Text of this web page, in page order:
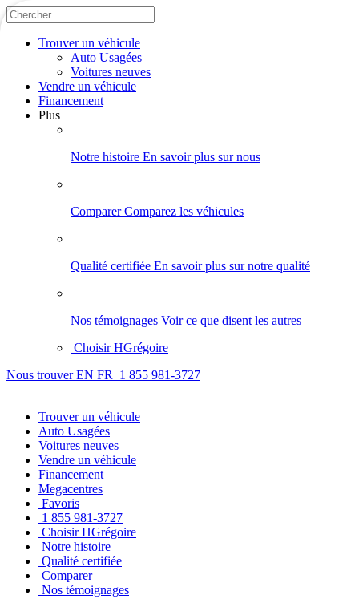
Trouverun véhicule
Auto Usagées
Voitures neuves
Vendre un véhicule
Financement
Plus
Notre histoire En savoir plus sur nous
ComparerComparez les véhicules
Qualité certifiée En savoir plus sur notre qualité
Nos témoignages Voir ce que disent les autres
Choisir HGrégoire
Nous trouver EN FR 1 855 981-3727
Trouverun véhicule
Auto Usagées
Voitures neuves
Vendre un véhicule
Financement
Megacentres
Favoris
1 855 981-3727
Choisir HGrégoire
Notre histoire
Qualité certifiée
Comparer
Nos témoignages